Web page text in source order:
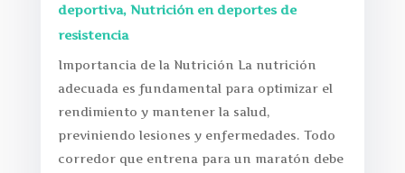
deportiva, Nutrición en deportes de
resistencia
Importancia de la Nutrición La nutrición
adecuada es fundamental para optimizar el
rendimiento y mantener la salud,
previniendo lesiones y enfermedades. Todo
corredor que entrena para un maratón debe